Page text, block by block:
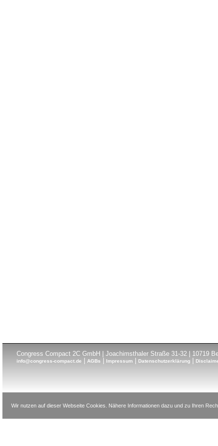
Congress Compact 2C GmbH | Joachimsthaler Straße 31-32 | 10719
info@congress-compact.de |AGBs |Impressum |Datenschutzerklärung |
Wir nutzen auf dieser Webseite Cookies. Nähere Informationen dazu und zu Ihren